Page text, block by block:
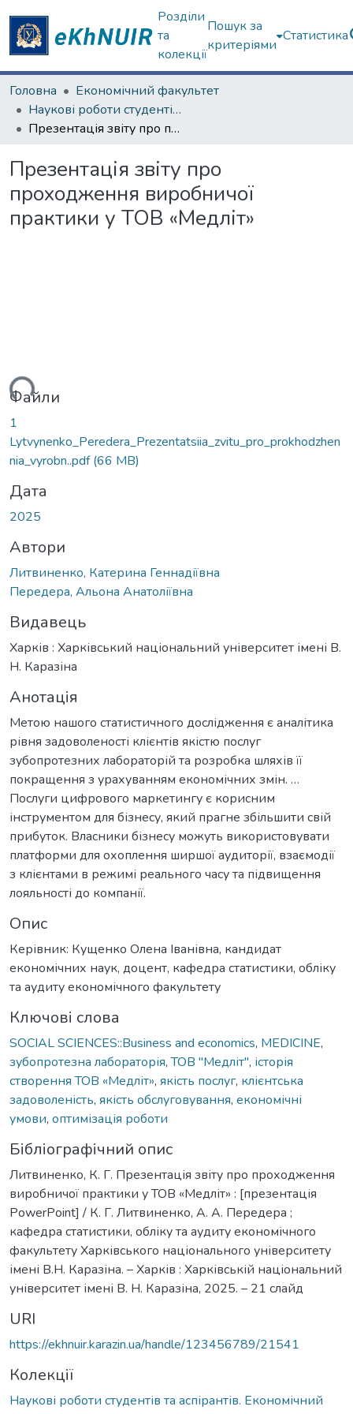
Розділи
та
колекції
Пошук за
критеріями
Статистика
Головна
Економічний факультет
Наукові роботи студентів та аспірантів. Економічний факультет
Презентація звіту про проходження виробничої практики у ТОВ «Медліт»
Презентація звіту про
проходження виробничої
практики у ТОВ «Медліт»
Файли
1
Lytvynenko_Peredera_Prezentatsiia_zvitu_pro_prokhodzhen
nia_vyrobn..pdf(66 MB)
Дата
2025
Автори
Литвиненко, Катерина Геннадіївна
Передера, Альона Анатоліївна
Видавець
Харків : Харківський національний університет імені В.
Н. Каразіна
Анотація
Метою нашого статистичного дослідження є аналітика
рівня задоволеності клієнтів якістю послуг
зубопротезних лабораторій та розробка шляхів її
покращення з урахуванням економічних змін. …
Послуги цифрового маркетингу є корисним
інструментом для бізнесу, який прагне збільшити свій
прибуток. Власники бізнесу можуть використовувати
платформи для охоплення ширшої аудиторії, взаємодії
з клієнтами в режимі реального часу та підвищення
лояльності до компанії.
Опис
Керівник: Кущенко Олена Іванівна, кандидат
економічних наук, доцент, кафедра статистики, обліку
та аудиту економічного факультету
Ключові слова
SOCIAL SCIENCES::Business and economics, MEDICINE,
зубопротезна лабораторія,ТОВ "Медліт", історія
створення ТОВ «Медліт», якість послуг, клієнтська
задоволеність, якість обслуговування, економічні
умови, оптимізація роботи
Бібліографічний опис
Литвиненко, К. Г. Презентація звіту про проходження
виробничої практики у ТОВ «Медліт» : [презентація
PowerPoint] / К. Г. Литвиненко, А. А. Передера ;
кафедра статистики, обліку та аудиту економічного
факультету Харківського національного університету
імені В.Н. Каразіна. – Харків : Харківській національний
університет імені В. Н. Каразіна, 2025. – 21 слайд
URI
https://ekhnuir.karazin.ua/handle/123456789/21541
Колекції
Наукові роботи студентів та аспірантів. Економічний